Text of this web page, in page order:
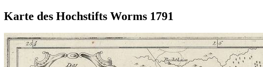
Karte des Hochstifts Worms 1791